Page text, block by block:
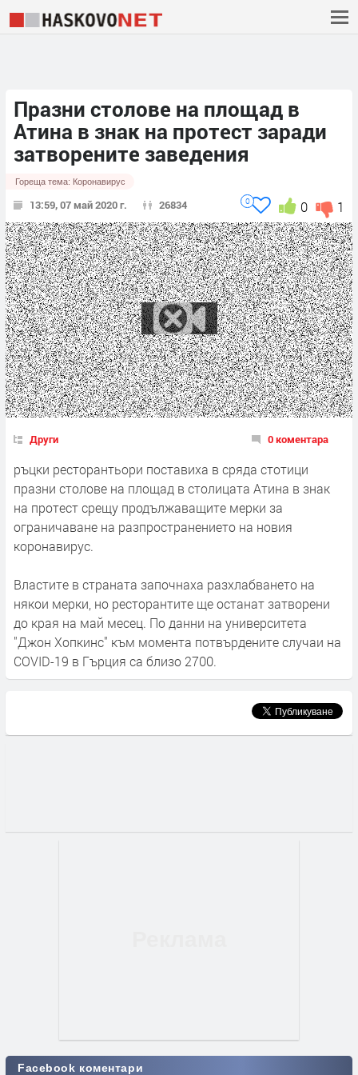
Празни столове на площад в
Атина в знак на протест заради
затворените заведения
Гореща тема: Коронавирус
13:59, 07 май 2020 г. 26834 1
0
0
Други 0 коментара
ръцки ресторантьори поставиха в сряда стотици
празни столове на площад в столицата Атина в знак
на протест срещу продължаващите мерки за
ограничаване на разпространението на новия
коронавирус.
Властите в страната започнаха разхлабването на
някои мерки, но ресторантите ще останат затворени
до края на май месец. По данни на университета
"Джон Хопкинс" към момента потвърдените случаи на
COVID-19 в Гърция са близо 2700.
Facebook коментари